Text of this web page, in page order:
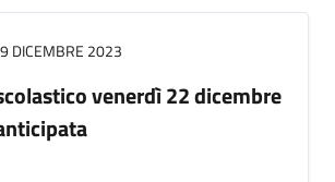
DICEMBRE 2023
venerdì 22 dicembre